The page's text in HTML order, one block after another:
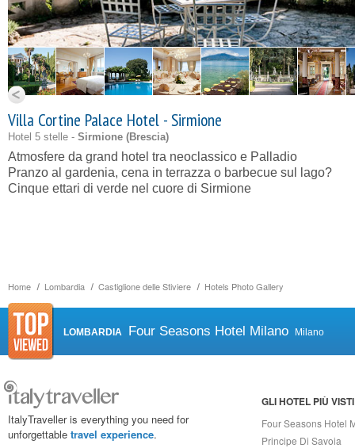
Home Lombardia Castiglione delle Stiviere Hotels Photo Gallery
Villa Cortine Palace Hotel - Sirmione
Hotel 5 stelle - Sirmione (Brescia)
Atmosfere da grand hotel tra neoclassico e Palladio
Pranzo al gardenia, cena in terrazza o barbecue sul lago?
Cinque ettari di verde nel cuore di Sirmione
LOMBARDIA Four Seasons Hotel Milano Milano
ItalyTraveller is everything you need for
unforgettable travel experience.
GLI HOTEL PIÙ VISTI
Four Seasons Hotel
Principe Di Savoia